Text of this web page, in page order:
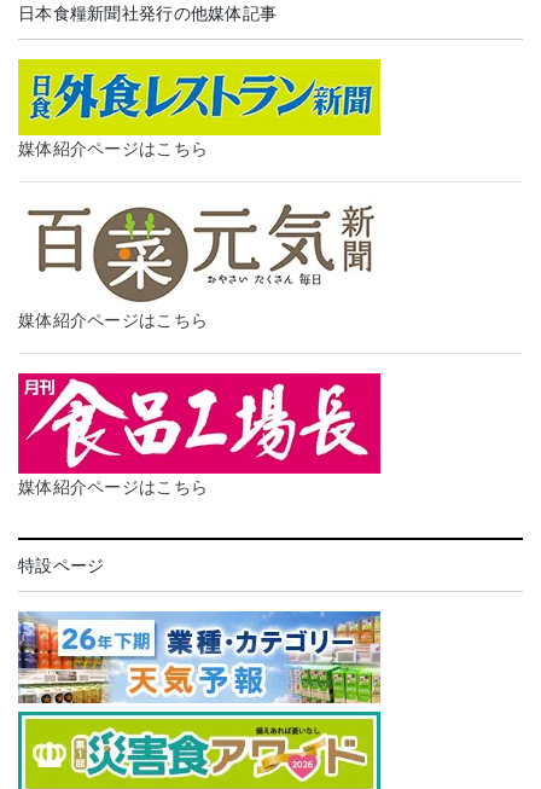
日本食糧新聞社発行の他媒体記事
媒体紹介ページはこちら
媒体紹介ページはこちら
媒体紹介ページはこちら
特設ページ